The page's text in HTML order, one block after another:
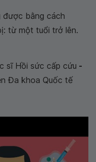
được bằng cách
từ một tuổi trở lên.
sĩ Hồi sức cấp cứu -
Đa khoa Quốc tế